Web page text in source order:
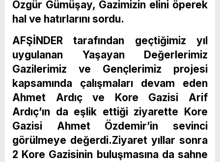
Özgür Gümüşay, Gazimizin elini öperek
hal ve hatırlarını sordu.
AFŞİNDER tarafından geçtiğimiz yıl
uygulanan Yaşayan Değerlerimiz
Gazilerimiz ve Gençlerimiz projesi
kapsamında çalışmaları devam eden
Ahmet Ardıç ve Kore Gazisi Arif
Ardıç’ın da eşlik ettiği ziyarette Kore
Gazisi Ahmet Özdemir’in sevinci
görülmeye değerdi.Ziyaret yıllar sonra
2 Kore Gazisinin buluşmasına da sahne